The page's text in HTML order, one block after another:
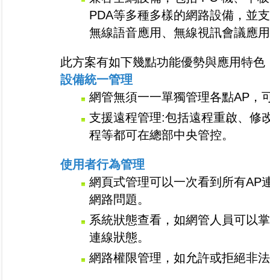
PDA等多種多樣的網路設備，並
無線語音應用、無線視訊會議應
此方案有如下幾點功能優勢與應用特色
設備統一管理
網管無須一一單獨管理各點AP，
支援遠程管理:包括遠程重啟、修
程等都可在總部中央管控。
使用者行為管理
網頁式管理可以一次看到所有AP
網路問題。
系統狀態查看，如網管人員可以
連線狀態。
網路權限管理，如允許或拒絕非